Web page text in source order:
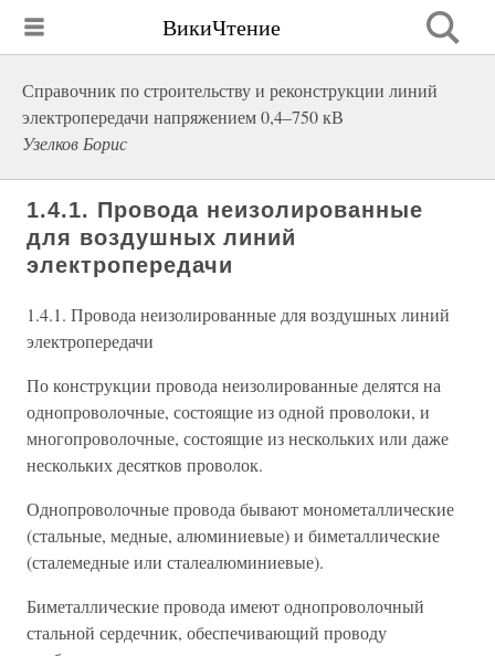
ВикиЧтение
Справочник по строительству и реконструкции линий
электропередачи напряжением 0,4–750 кВ
Узелков Борис
1.4.1. Провода неизолированные
для воздушных линий
электропередачи
1.4.1. Провода неизолированные для воздушных линий
электропередачи
По конструкции провода неизолированные делятся на
однопроволочные, состоящие из одной проволоки, и
многопроволочные, состоящие из нескольких или даже
нескольких десятков проволок.
Однопроволочные провода бывают монометаллические
(стальные, медные, алюминиевые) и биметаллические
(сталемедные или сталеалюминиевые).
Биметаллические провода имеют однопроволочный
стальной сердечник, обеспечивающий проводу